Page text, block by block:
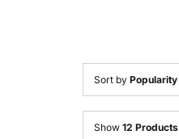
Sort by Popularity
Show 12 Products